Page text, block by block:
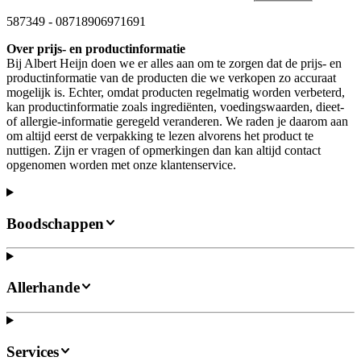
587349 - 08718906971691
Over prijs- en productinformatie
Bij Albert Heijn doen we er alles aan om te zorgen dat de prijs- en
productinformatie van de producten die we verkopen zo accuraat
mogelijk is. Echter, omdat producten regelmatig worden verbeterd,
kan productinformatie zoals ingrediënten, voedingswaarden, dieet-
of allergie-informatie geregeld veranderen. We raden je daarom aan
om altijd eerst de verpakking te lezen alvorens het product te
nuttigen. Zijn er vragen of opmerkingen dan kan altijd contact
opgenomen worden met onze klantenservice.
Boodschappen
Allerhande
Services